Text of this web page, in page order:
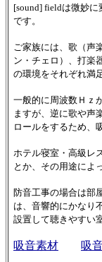
[sound] fieldは微妙
です。
ご家族には、歌（声
ン・チェロ）、打楽
の環境をそれぞれ満
一般的に周波数Ｈｚ
ますが、逆に歌や声
ロールをするため、
ホテル寝室・高級レ
とか、その用途によ
防音工事の場合は部
は、音響的にかなり
設置して聴きやすい
吸音素材 吸